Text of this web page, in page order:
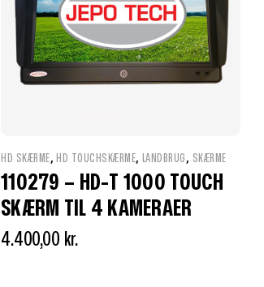
HD SKÆRME,HD TOUCHSKÆRME, LANDBRUG , SKÆRME
110279 – HD-T 1000 TOUCH
SKÆRM TIL 4 KAMERAER
4.400,00 kr.